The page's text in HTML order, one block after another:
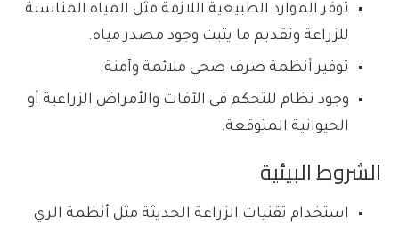
توفر الموارد الطبيعية اللازمة مثل المياه المناسبة
للزراعة وتقديم ما يثبت وجود مصدر مياه.
توفير أنظمة صرف صحي ملائمة وآمنة.
وجود نظام للتحكم في الآفات والأمراض الزراعية أو
الحيوانية المتوقعة.
الشروط البيئية
استخدام تقنيات الزراعة الحديثة مثل أنظمة الري